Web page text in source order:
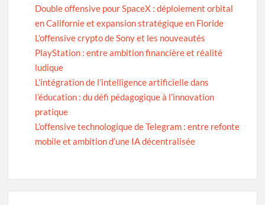
Double offensive pour SpaceX : déploiement orbital
en Californie et expansion stratégique en Floride
L’offensive crypto de Sony et les nouveautés
PlayStation : entre ambition financière et réalité
ludique
L’intégration de l’intelligence artificielle dans
l’éducation : du défi pédagogique à l’innovation
pratique
L’offensive technologique de Telegram : entre refonte
mobile et ambition d’une IA décentralisée